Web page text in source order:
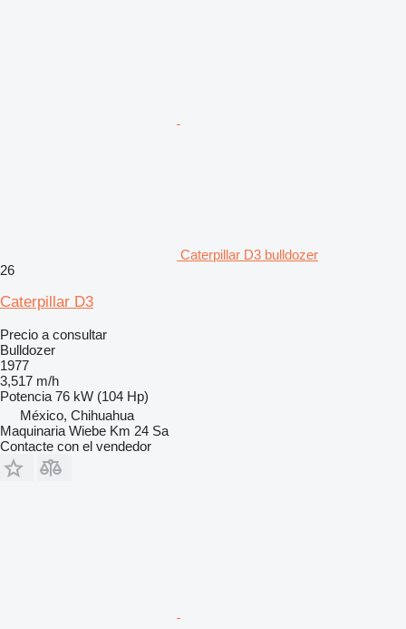
Caterpillar D3 bulldozer
26
Caterpillar D3
Precio a consultar
Bulldozer
1977
3,517 m/h
Potencia 76 kW (104 Hp)
México, Chihuahua
Maquinaria Wiebe Km 24 Sa
Contacte con el vendedor